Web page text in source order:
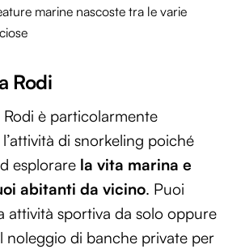
marine nascoste tra le varie
Rodi
Rodi è particolarmente
di snorkeling poiché
esplorare la vita marina e
abitanti da vicino. Puoi
attività sportiva da solo oppure
noleggio di banche private per